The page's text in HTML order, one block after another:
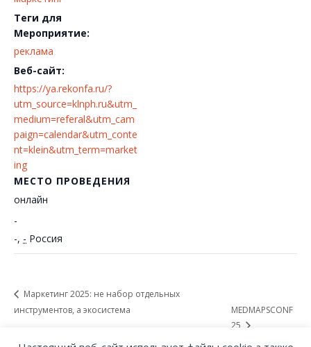
Теги для
Мероприятие:
реклама
Веб-сайт:
https://ya.rekonfa.ru/?
utm_source=klnph.ru&utm_
medium=referal&utm_cam
paign=calendar&utm_conte
nt=klein&utm_term=market
ing
МЕСТО ПРОВЕДЕНИЯ
онлайн
-
-, - Россия
Маркетинг 2025: не набор отдельных
инструментов, а экосистема
MEDMAPSCONF
25